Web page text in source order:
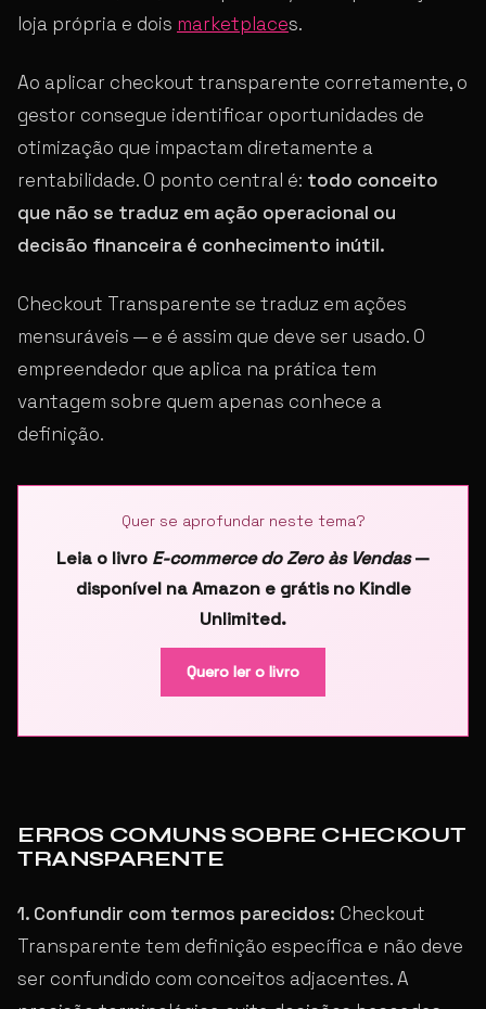
loja própria e dois marketplaces.
Ao aplicar checkout transparente corretamente, o
gestor consegue identificar oportunidades de
otimização que impactam diretamente a
rentabilidade. O ponto central é: todo conceito
que não se traduz em ação operacional ou
decisão financeira é conhecimento inútil.
Checkout Transparente se traduz em ações
mensuráveis — e é assim que deve ser usado. O
empreendedor que aplica na prática tem
vantagem sobre quem apenas conhece a
definição.
Quer se aprofundar neste tema?
Leia o livro E-commerce do Zero às Vendas—
disponível na Amazon e grátis no Kindle
Unlimited.
Quero ler o livro
ERROS COMUNS SOBRE CHECKOUT
TRANSPARENTE
1. Confundir com termos parecidos: Checkout
Transparente tem definição específica e não deve
ser confundido com conceitos adjacentes. A